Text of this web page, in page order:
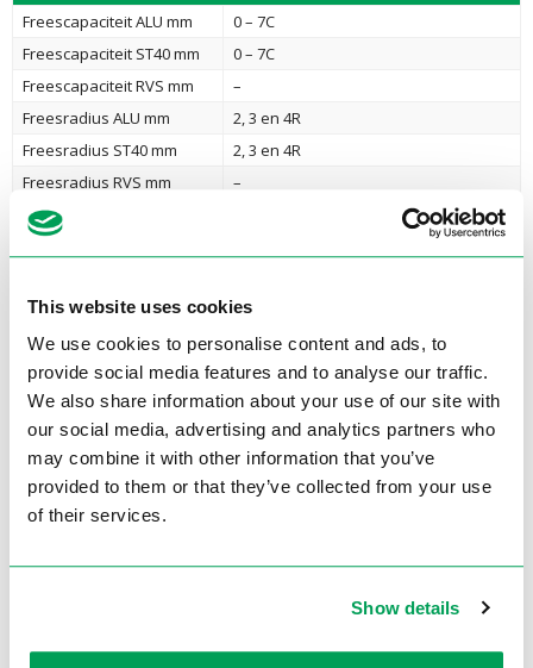
This website uses cookies
We use cookies to personalise content and ads, to
provide social media features and to analyse our traffic.
We also share information about your use of our site with
our social media, advertising and analytics partners who
may combine it with other information that you’ve
provided to them or that they’ve collected from your use
of their services.
Show details
Freescapaciteit ALU mm
0 – 7C
Freescapaciteit ST40 mm
0 – 7C
Freescapaciteit RVS mm
–
Freesradius ALU mm
2, 3 en 4R
Freesradius ST40 mm
2, 3 en 4R
Freesradius RVS mm
–
Hoekinstelling
Toeren RPM
13.000
Gewicht
2,9 kg
Artikelnummer
500100046
Terug naar overzicht
Brochures